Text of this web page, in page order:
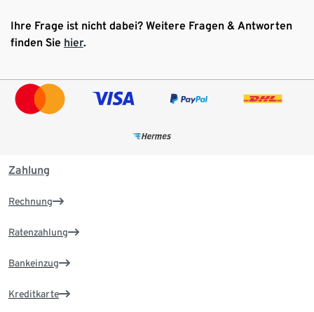
Ihre Frage ist nicht dabei? Weitere Fragen & Antworten
finden Sie hier.
Zahlung
Rechnung
Ratenzahlung
Bankeinzug
Kreditkarte